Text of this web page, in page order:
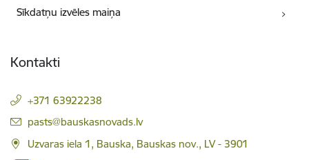
Sīkdatņu izvēles maiņa
Kontakti
+371 63922238
E-pasts:
pasts@bauskasnovads.lv
Uzvaras iela 1, Bauska, Bauskas nov., LV - 3901